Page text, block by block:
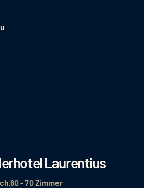
Laurentius
60 - 70 Zimmer